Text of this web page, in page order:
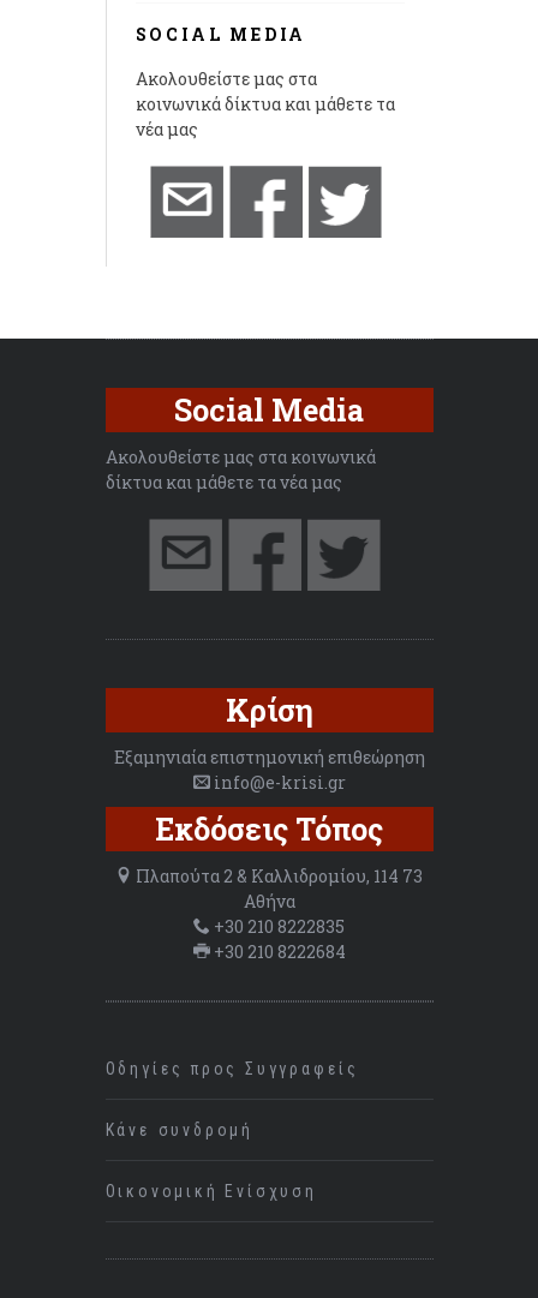
SOCIAL MEDIA
Ακολουθείστε μας στα
κοινωνικά δίκτυα και μάθετε τα
νέα μας
Social Media
Ακολουθείστε μας στα κοινωνικά
δίκτυα και μάθετε τα νέα μας
Κρίση
Εξαμηνιαία επιστημονική επιθεώρηση
info@e-krisi.gr
Εκδόσεις Τόπος
Πλαπούτα 2 & Καλλιδρομίου, 114 73
Αθήνα
+30 210 8222835
+30 210 8222684
Οδηγίες προς Συγγραφείς
Κάνε συνδρομή
Οικονομική Ενίσχυση